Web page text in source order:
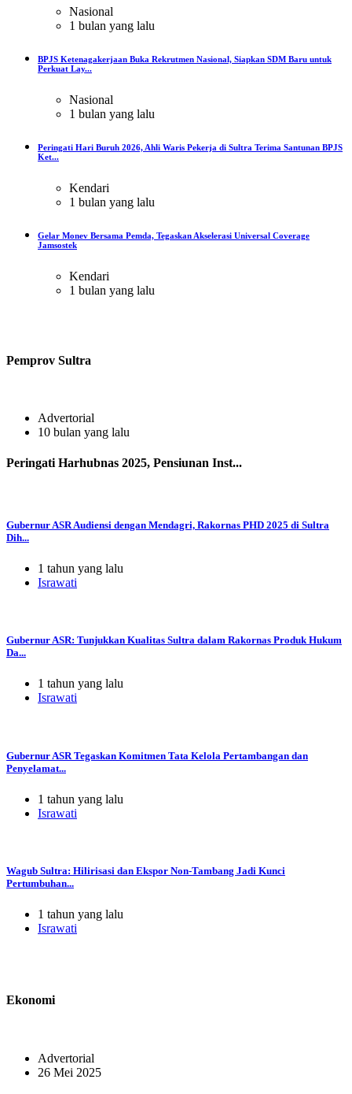
Nasional
1 bulan yang lalu
BPJS Ketenagakerjaan Buka Rekrutmen Nasional, Siapkan SDM Baru untuk
Perkuat Lay...
Nasional
1 bulan yang lalu
Peringati Hari Buruh 2026, Ahli Waris Pekerja di Sultra Terima Santunan BPJS
Ket...
Kendari
1 bulan yang lalu
Gelar Monev Bersama Pemda, Tegaskan Akselerasi Universal Coverage
Jamsostek
Kendari
1 bulan yang lalu
Pemprov Sultra
Advertorial
10 bulan yang lalu
Peringati Harhubnas 2025, Pensiunan Inst...
Gubernur ASR Audiensi dengan Mendagri, Rakornas PHD 2025 di Sultra
Dih...
1 tahun yang lalu
Israwati
Gubernur ASR: Tunjukkan Kualitas Sultra dalam Rakornas Produk Hukum
Da...
1 tahun yang lalu
Israwati
Gubernur ASR Tegaskan Komitmen Tata Kelola Pertambangan dan
Penyelamat...
1 tahun yang lalu
Israwati
Wagub Sultra: Hilirisasi dan Ekspor Non-Tambang Jadi Kunci
Pertumbuhan...
1 tahun yang lalu
Israwati
Ekonomi
Advertorial
26 Mei 2025